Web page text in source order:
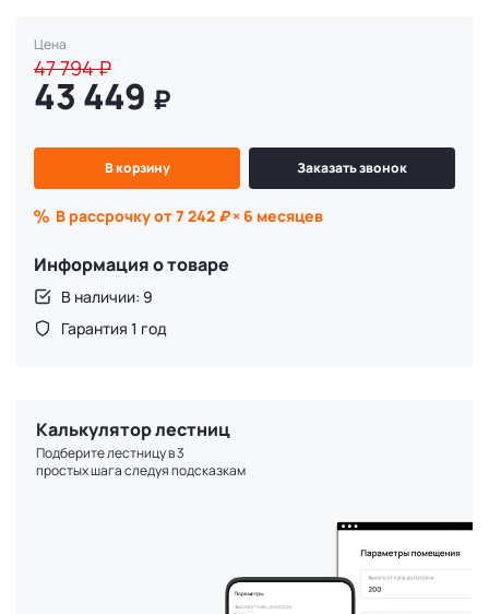
Цена
47 794₽
43 449 ₽
В корзину Заказать звонок
В рассрочку от 7 242 ₽× 6 месяцев
Информация о товаре
В наличии: 9
Гарантия 1 год
Калькулятор лестниц
Подберите лестницу в 3
простых шага следуя подсказкам